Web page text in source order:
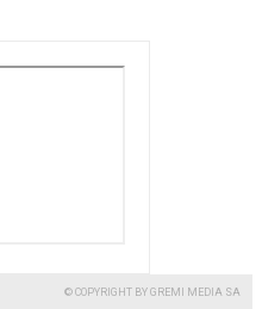
© COPYRIGHT BY GREMI MEDIA SA